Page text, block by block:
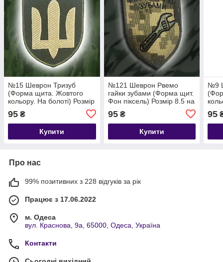
№15 Шеврон Тризуб
(Форма щита. Жовтого
кольору. На болоті) Розмір
95 ₴
Купити
№121 Шеврон Рвемо
гайки зубами (Форма щит.
Фон піксель) Розмір 8.5 на
95₴
Купити
№9
95
Про нас
99% позитивних з 228 відгуків за рік
Працює з 17.06.2022
м. Одеса
вул. Краснова, 9а, 65000, Одеса, Україна
Контакти